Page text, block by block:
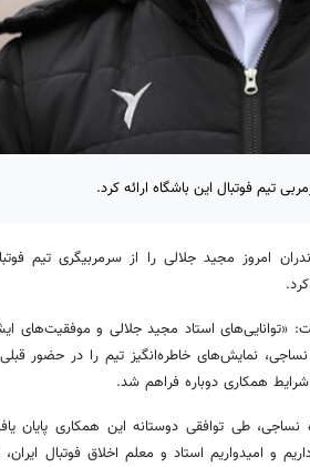
تیم فوتبال این باشگاه ارائه کرد.
امروز مجید جلالی را از سرمربیگری تیم
استاد مجید جلالی و موفقیت‌های
نمایش‌های خاطره‌انگیز تیم را در حضور
شرایط همکاری دوباره فراهم شد.
طی توافقی دوستانه این همکاری پایان
و امیدواریم استاد و معلم اخلاق فوتبال